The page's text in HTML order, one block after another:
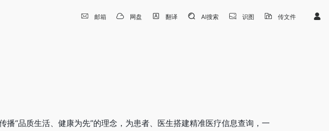
邮箱 网盘 翻译 AI搜索 识图 传文件
播“品质生活、健康为先”的理念，为患者、医生搭建精准医疗信息查询，一